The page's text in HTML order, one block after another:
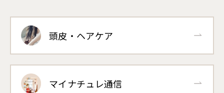
頭皮・ヘアケア
マイナチュレ通信